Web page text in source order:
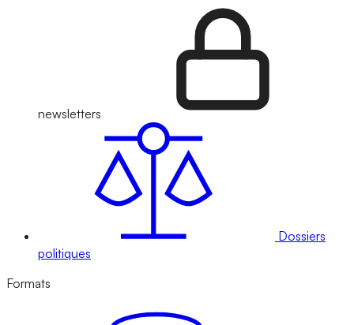
newsletters
Dossiers
politiques
Formats